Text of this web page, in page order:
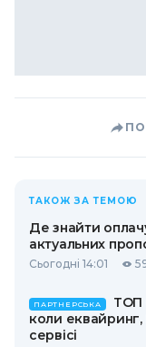
ТАКОЖ ЗА ТЕМОЮ
Де знайти
актуальних
Сьогодні 14:01
ПАРТНЕРСЬКА
ТОП
коли
сервісі